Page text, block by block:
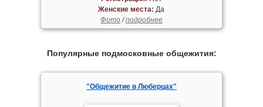
Женские места: Да
Фото/подробнее
Популярные подмосковные общежития:
"Общежитие в Люберцах"